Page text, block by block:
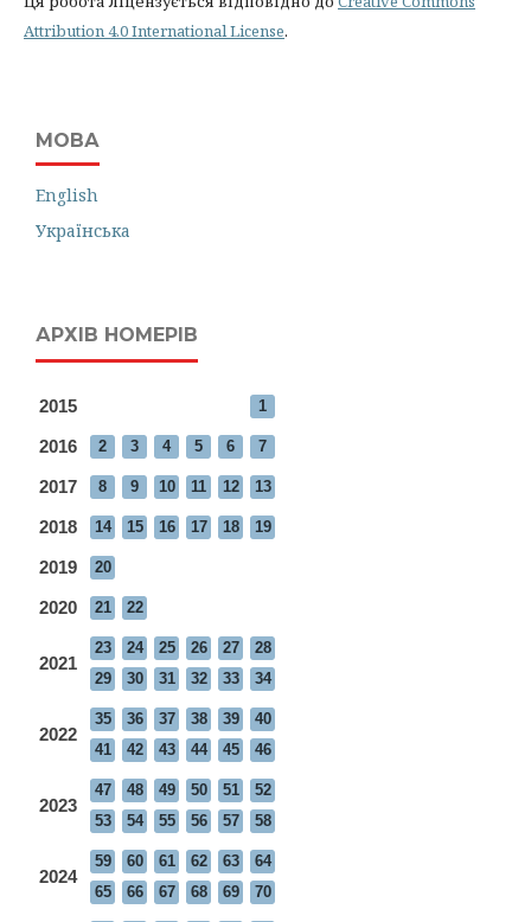
Attribution 4.0 International License.
МОВА
English
Українська
АРХІВ НОМЕРІВ
2015 1
2016 2 3 4 5 6 7
2017 8 9 10 11 12 13
2018 14 15 16 17 18 19
2019 20
2020 21 22
2021
23 24 25 26 27
28
29
30 31 32 33 34
2022
35 36 37 38 39
40
41
42 43 44 45 46
2023
47 48 49 50 51
52
53
54 55 56 57 58
2024
59 60 61 62 63
64
65
66 67 68 69 70